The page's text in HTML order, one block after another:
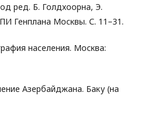
ред. Б. Голдхоорна, Э.
Генплана Москвы. С. 11–31.
населения. Москва:
Азербайджана. Баку (на